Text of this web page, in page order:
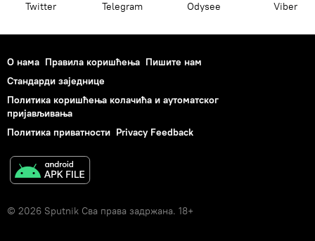
Twitter Telegram Odysee Viber
О нама Правила коришћења Пишите нам
Стандарди заједнице
Политика коришћења колачића и аутоматског
пријављивања
Политика приватности Privacy Feedback
© 2026 Sputnik Сва права задржана. 18+